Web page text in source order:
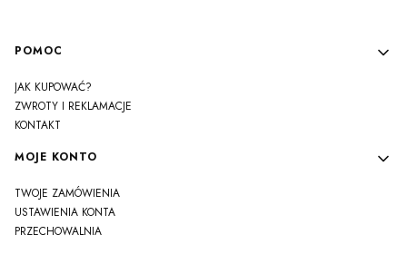
Linki w stopce
POMOC
JAK KUPOWAĆ?
ZWROTY I REKLAMACJE
KONTAKT
MOJE KONTO
TWOJE ZAMÓWIENIA
USTAWIENIA KONTA
PRZECHOWALNIA